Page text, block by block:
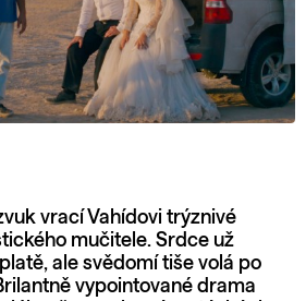
vrací Vahídovi trýznivé
mučitele. Srdce už
ale svědomí tiše volá po
vypointované drama